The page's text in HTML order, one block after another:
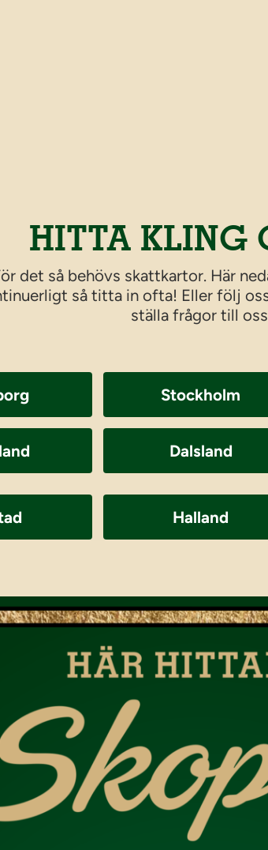
HITTA KLING
det så behövs skattkartor. Här
så titta in ofta! Eller följ
ställa frågor till
Stockholm
Dalsland
Halland